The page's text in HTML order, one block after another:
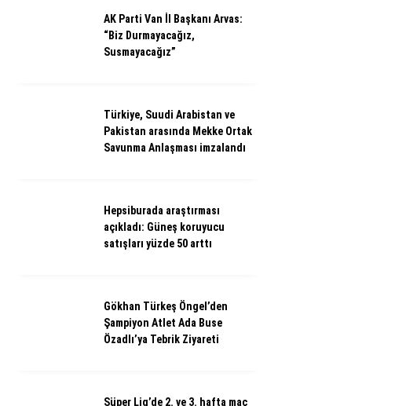
AK Parti Van İl Başkanı Arvas:
“Biz Durmayacağız,
Susmayacağız”
Türkiye, Suudi Arabistan ve
Pakistan arasında Mekke Ortak
Savunma Anlaşması imzalandı
Hepsiburada araştırması
açıkladı: Güneş koruyucu
satışları yüzde 50 arttı
Gökhan Türkeş Öngel’den
Şampiyon Atlet Ada Buse
Özadlı’ya Tebrik Ziyareti
Süper Lig’de 2. ve 3. hafta maç